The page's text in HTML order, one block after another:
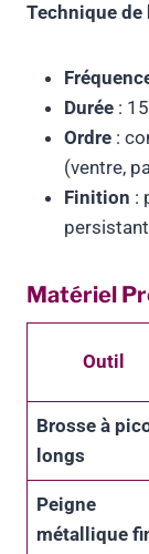
Technique
Durée :
Ordre :
(ventre,
Finition :
Matériel
Outil
Brosse à
longs
Peigne
métallique